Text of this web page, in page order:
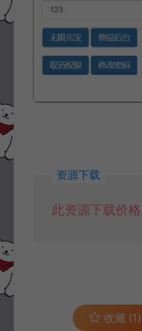
资源下载
此资源下载价
收藏 (1)